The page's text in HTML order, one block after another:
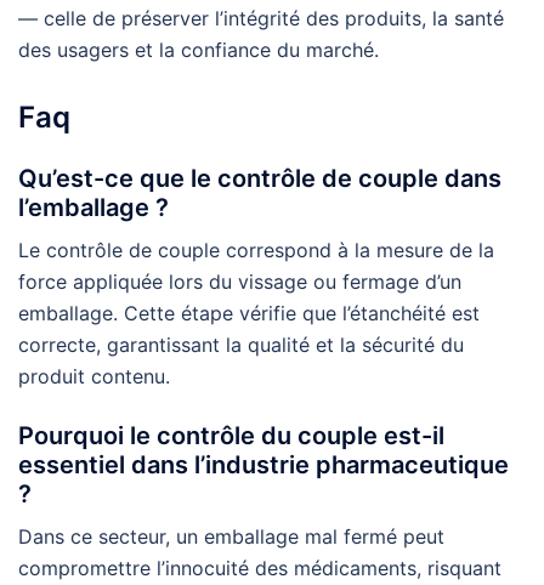
— celle de préserver l’intégrité des produits, la santé
des usagers et la confiance du marché.
Faq
Qu’est-ce que le contrôle de couple dans
l’emballage ?
Le contrôle de couple correspond à la mesure de la
force appliquée lors du vissage ou fermage d’un
emballage. Cette étape vérifie que l’étanchéité est
correcte, garantissant la qualité et la sécurité du
produit contenu.
Pourquoi le contrôle du couple est-il
essentiel dans l’industrie pharmaceutique
?
Dans ce secteur, un emballage mal fermé peut
compromettre l’innocuité des médicaments, risquant